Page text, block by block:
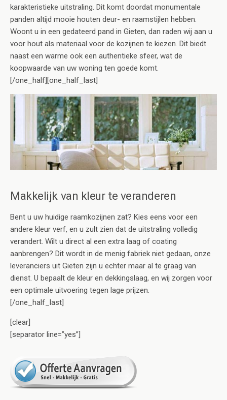
karakteristieke uitstraling. Dit komt doordat monumentale
panden altijd mooie houten deur- en raamstijlen hebben.
Woont u in een gedateerd pand in Gieten, dan raden wij aan u
voor hout als materiaal voor de kozijnen te kiezen. Dit biedt
naast een warme ook een authentieke sfeer, wat de
koopwaarde van uw woning ten goede komt.
[/one_half][one_half_last]
Makkelijk van kleur te veranderen
Bent u uw huidige raamkozijnen zat? Kies eens voor een
andere kleur verf, en u zult zien dat de uitstraling volledig
verandert. Wilt u direct al een extra laag of coating
aanbrengen? Dit wordt in de menig fabriek niet gedaan, onze
leveranciers uit Gieten zijn u echter maar al te graag van
dienst. U bepaalt de kleur en dekkingslaag, en wij zorgen voor
een optimale uitvoering tegen lage prijzen.
[/one_half_last]
[clear]
[separator line=”yes”]